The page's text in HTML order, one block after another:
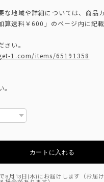
な地域や詳細については、商品
算送料￥600」のページ内に記載
い。
1.com/items/65191358
カートに入れる
8月13日(木)にお届けします（お届